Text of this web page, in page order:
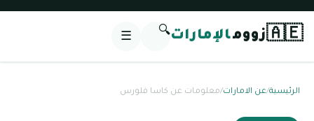
🇦🇪زوومالإمارات🔍
☰
الرئيسية/عن الامارات/معلومات عن كاسا فلورس